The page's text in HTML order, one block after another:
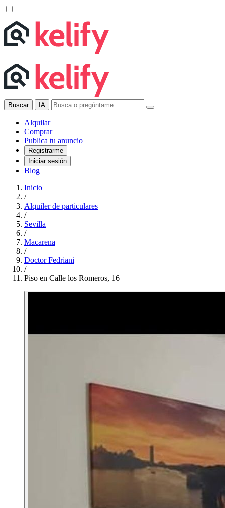
Buscar IA
Alquilar
Comprar
Publica tu anuncio
Registrarme
Iniciar sesión
Blog
Inicio
/
Alquiler de particulares
/
Sevilla
/
Macarena
/
Doctor Fedriani
/
Piso en Calle los Romeros, 16